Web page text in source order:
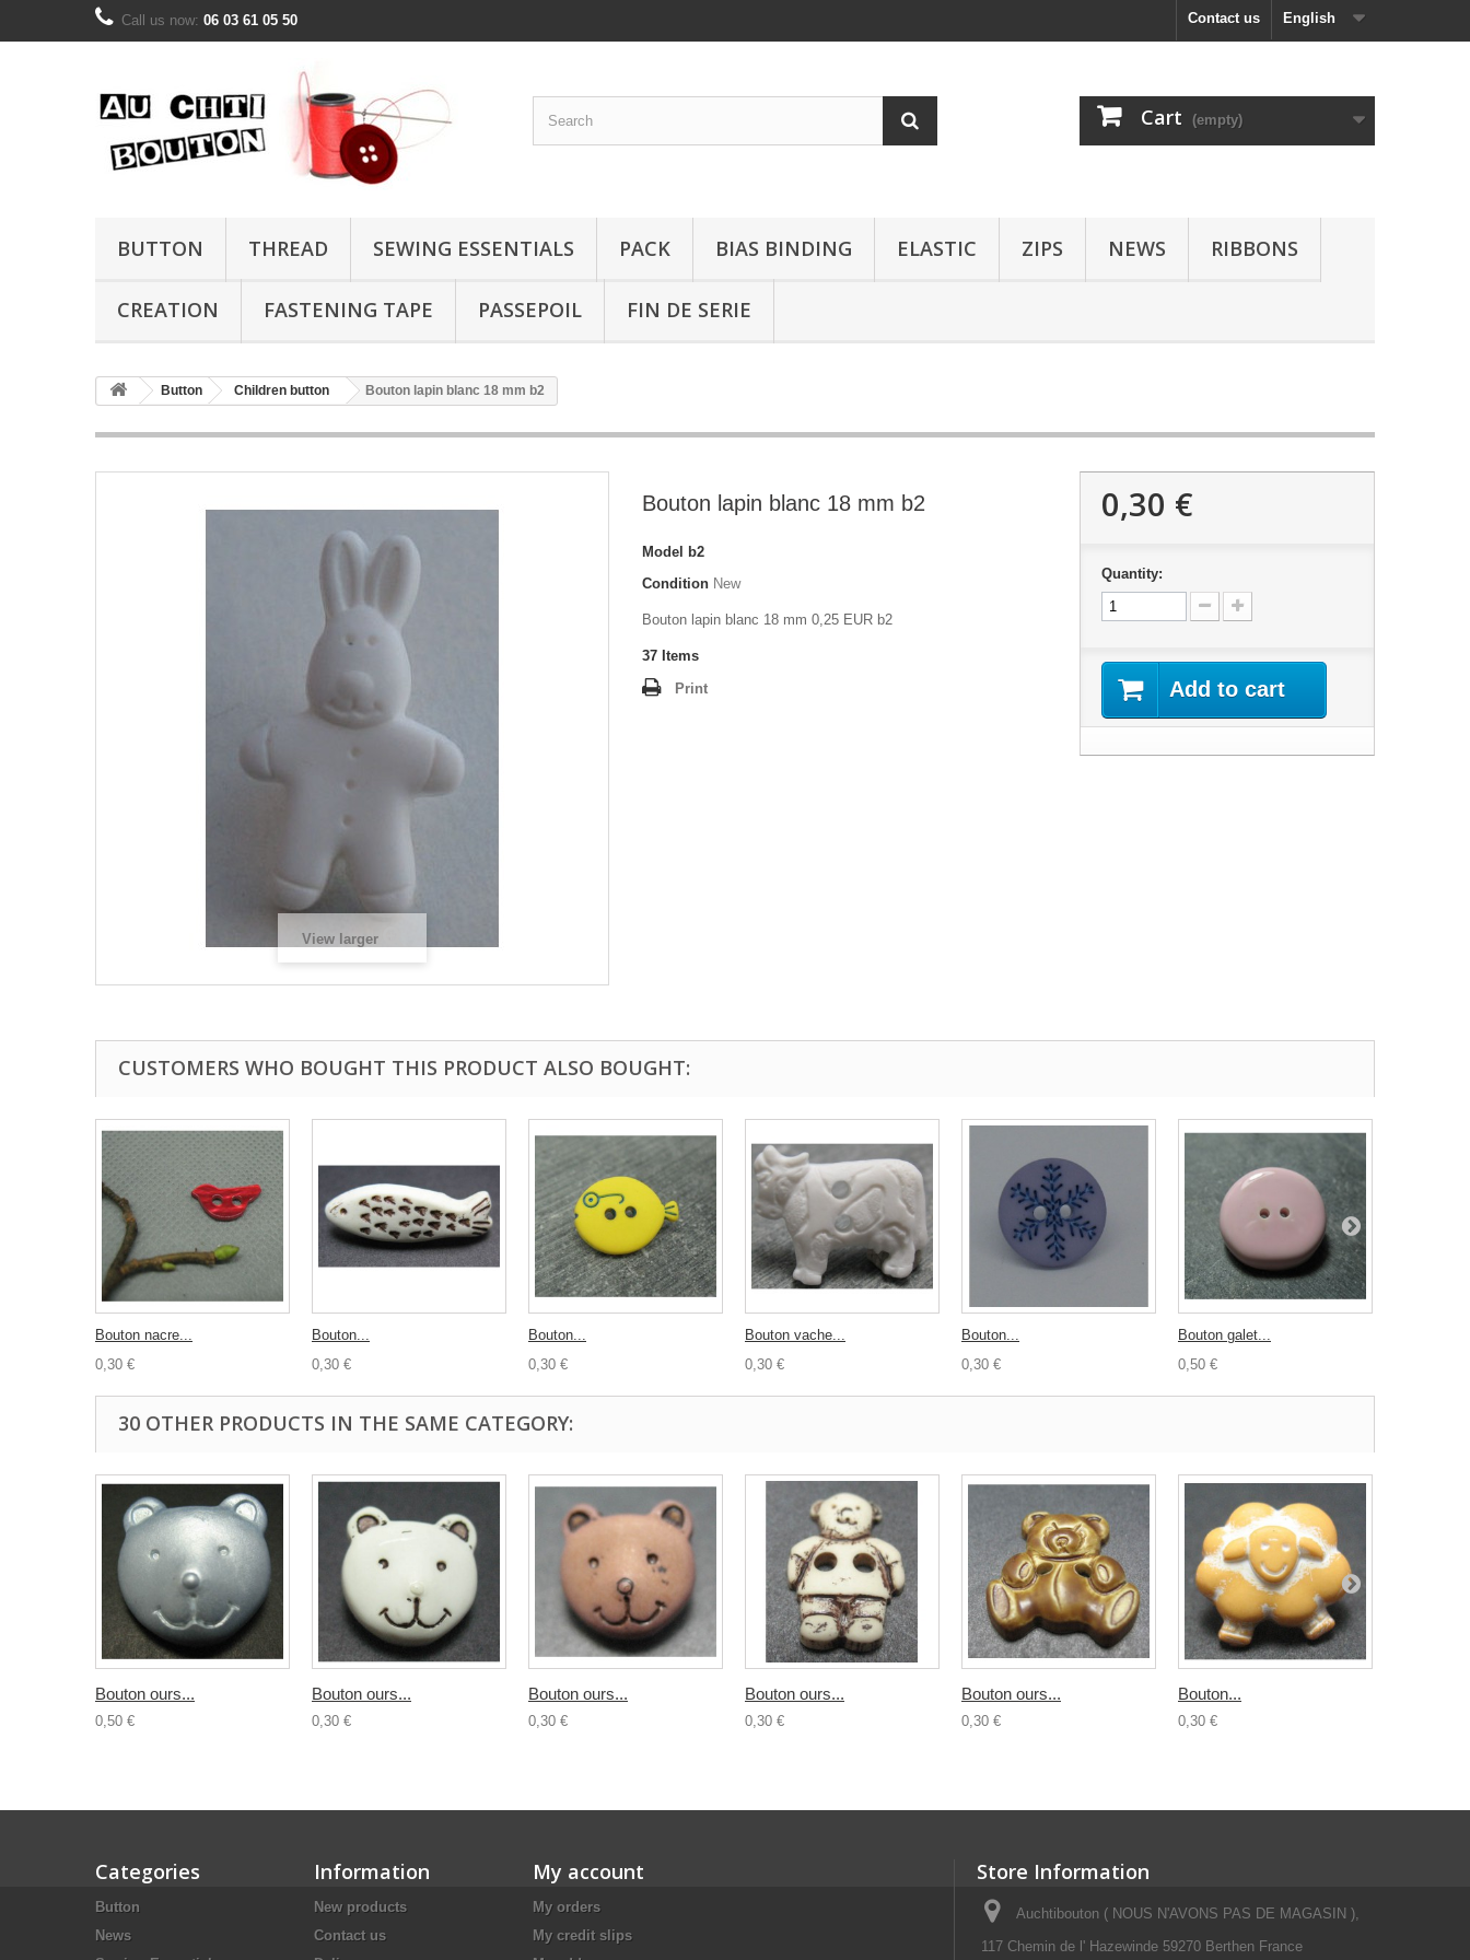
English
Contact us
Call us now: 06 03 61 05 50
Cart (empty)
BUTTON THREAD SEWING ESSENTIALS PACK BIAS BINDING ELASTIC ZIPS NEWS RIBBONS
CREATION FASTENING TAPE PASSEPOIL FIN DE SERIE
Button Children button Bouton lapin blanc 18 mm b2
View larger
Bouton lapin blanc 18 mm b2
Model
b2
Condition New
Bouton lapin blanc 18 mm 0,25 EUR b2
37 Items
Print
0,30 €
Quantity:
Add to cart
CUSTOMERS WHO BOUGHT THIS PRODUCT ALSO BOUGHT:
Bouton nacre...
0,30 €
Bouton...
0,30 €
Bouton...
0,30 €
Bouton vache...
0,30 €
Bouton...
0,30 €
Bouton galet...
0,50 €
30 OTHER PRODUCTS IN THE SAME CATEGORY:
Bouton ours...
0,50 €
Bouton ours...
0,30 €
Bouton ours...
0,30 €
Bouton ours...
0,30 €
Bouton ours...
0,30 €
Bouton...
0,30 €
Categories
Button
News
Information
New products
Contact us
My account
My orders
My credit slips
Store Information
Auchtibouton ( NOUS N'AVONS PAS DE MAGASIN ),
117 Chemin de l' Hazewinde 59270 Berthen France